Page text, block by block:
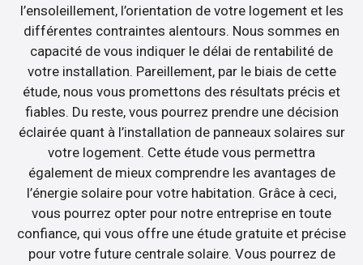
l’ensoleillement, l’orientation de votre logement et les
différentes contraintes alentours. Nous sommes en
capacité de vous indiquer le délai de rentabilité de
votre installation. Pareillement, par le biais de cette
étude, nous vous promettons des résultats précis et
fiables. Du reste, vous pourrez prendre une décision
éclairée quant à l’installation de panneaux solaires sur
votre logement. Cette étude vous permettra
également de mieux comprendre les avantages de
l’énergie solaire pour votre habitation. Grâce à ceci,
vous pourrez opter pour notre entreprise en toute
confiance, qui vous offre une étude gratuite et précise
pour votre future centrale solaire. Vous pourrez de